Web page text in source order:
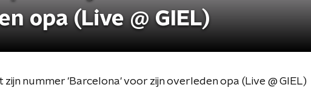
opa (Live @ GIEL)
nummer 'Barcelona' voor zijn overleden opa (Live @ GIEL)